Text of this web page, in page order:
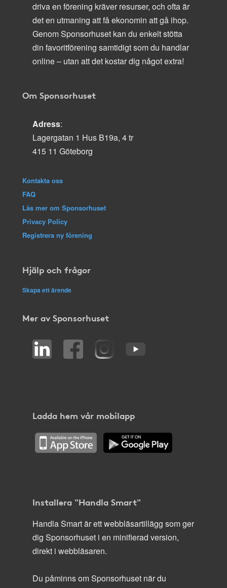
driva en förening kräver resurser, och ofta är
det en utmaning att få ekonomin att gå ihop.
Genom Sponsorhuset kan du enkelt stötta
din favoritförening samtidigt som du handlar
online – utan att det kostar dig något extra!
Om Sponsorhuset
Adress:
Lagergatan 1 Hus B19a, 4 tr
415 11 Göteborg
Kontakta oss
FAQ
Läs mer om Sponsorhuset
Privacy Policy
Registrera ny förening
Hjälp och frågor
Skapa ett ärende
Mer av Sponsorhuset
Ladda hem vår mobilapp
Installera "Handla Smart"
Handla Smart är ett webbläsartillägg som ger
dig Sponsorhuset i en minifierad version,
direkt i webbläsaren.
Du påminns om Sponsorhuset när du